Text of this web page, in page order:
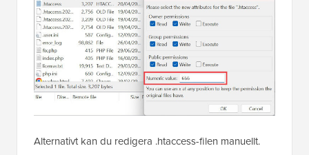
Alternativt kan du redigera .htaccess-filen manuellt.